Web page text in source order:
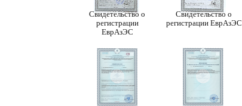
Свидетельство о
регистрации
ЕврАзЭС
Свидетельство о
регистрации ЕврАзЭС